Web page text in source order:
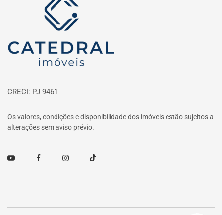
Página inicial
CRECI: PJ 9461
Os valores, condições e disponibilidade dos imóveis estão sujeitos a
alterações sem aviso prévio.
Youtube FacebookInstagramTikTok